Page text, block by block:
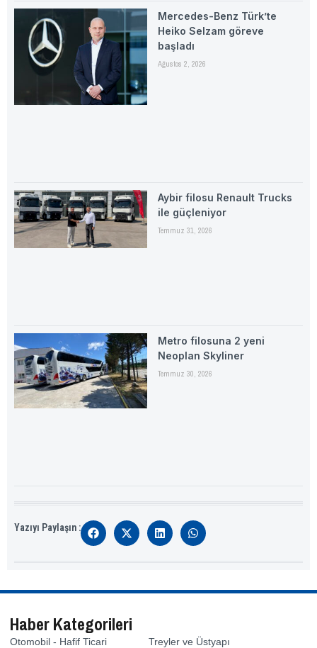
Mercedes-Benz Türk’te
Heiko Selzam göreve
başladı
Ağustos 2, 2026
Aybir filosu Renault Trucks
ile güçleniyor
Temmuz 31, 2026
Metro filosuna 2 yeni
Neoplan Skyliner
Temmuz 30, 2026
Yazıyı Paylaşın :
Haber Kategorileri
Otomobil - Hafif Ticari
Treyler ve Üstyapı